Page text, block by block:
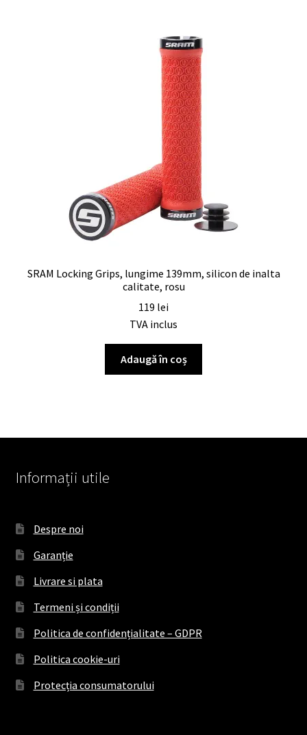
SRAM Locking Grips, lungime 139mm, silicon de inalta
calitate, rosu
119 lei
TVA inclus
Adaugă în coș
Informații utile
Despre noi
Garanție
Livrare si plata
Termeni și condiții
Politica de confidențialitate – GDPR
Politica cookie-uri
Protecția consumatorului